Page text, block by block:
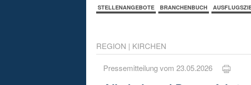
STELLENANGEBOTE BRANCHENBUCH
REGION | KIRCHEN
Pressemitteilung vom 23.05.2026